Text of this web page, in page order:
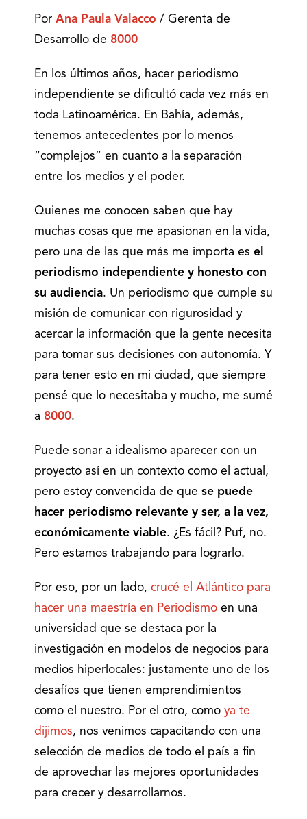
Por Ana Paula Valacco / Gerenta de
Desarrollo de 8000
En los últimos años, hacer periodismo
independiente se dificultó cada vez más en
toda Latinoamérica. En Bahía, además,
tenemos antecedentes por lo menos
“complejos” en cuanto a la separación
entre los medios y el poder.
Quienes me conocen saben que hay
muchas cosas que me apasionan en la vida,
pero una de las que más me importa es el
periodismo independiente y honesto con
su audiencia. Un periodismo que cumple su
misión de comunicar con rigurosidad y
acercar la información que la gente necesita
para tomar sus decisiones con autonomía. Y
para tener esto en mi ciudad, que siempre
pensé que lo necesitaba y mucho, me sumé
a 8000.
Puede sonar a idealismo aparecer con un
proyecto así en un contexto como el actual,
pero estoy convencida de que se puede
hacer periodismo relevante y ser, a la vez,
económicamente viable. ¿Es fácil? Puf, no.
Pero estamos trabajando para lograrlo.
Por eso, por un lado, crucé el Atlántico para
hacer una maestría en Periodismo en una
universidad que se destaca por la
investigación en modelos de negocios para
medios hiperlocales: justamente uno de los
desafíos que tienen emprendimientos
como el nuestro. Por el otro, como ya te
dijimos, nos venimos capacitando con una
selección de medios de todo el país a fin
de aprovechar las mejores oportunidades
para crecer y desarrollarnos.